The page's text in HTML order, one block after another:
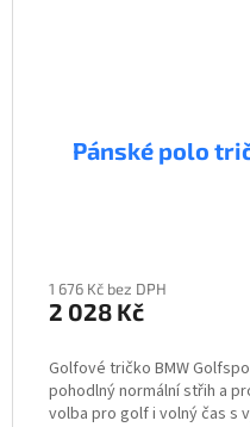
Pánské polo
1 676 Kč bez DPH
2 028 Kč
Golfové tričko BMW
pohodlný normální střih a
volba pro golf i volný čas s